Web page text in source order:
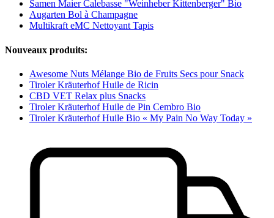
Samen Maier Calebasse "Weinheber Kittenberger" Bio
Augarten Bol à Champagne
Multikraft eMC Nettoyant Tapis
Nouveaux produits:
Awesome Nuts Mélange Bio de Fruits Secs pour Snack
Tiroler Kräuterhof Huile de Ricin
CBD VET Relax plus Snacks
Tiroler Kräuterhof Huile de Pin Cembro Bio
Tiroler Kräuterhof Huile Bio « My Pain No Way Today »